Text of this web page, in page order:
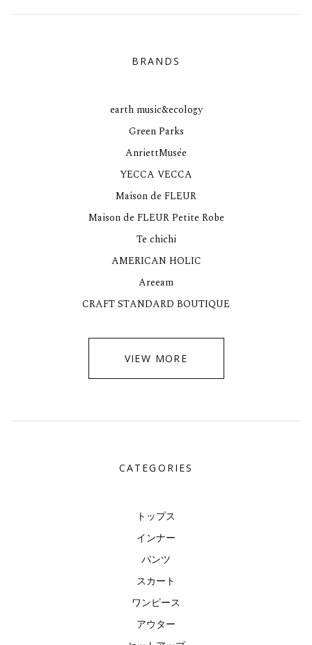
BRANDS
earth music&ecology
Green Parks
AnriettMusée
YECCA VECCA
Maison de FLEUR
Maison de FLEUR Petite Robe
Te chichi
AMERICAN HOLIC
Areeam
CRAFT STANDARD BOUTIQUE
VIEW MORE
CATEGORIES
トップス
インナー
パンツ
スカート
ワンピース
アウター